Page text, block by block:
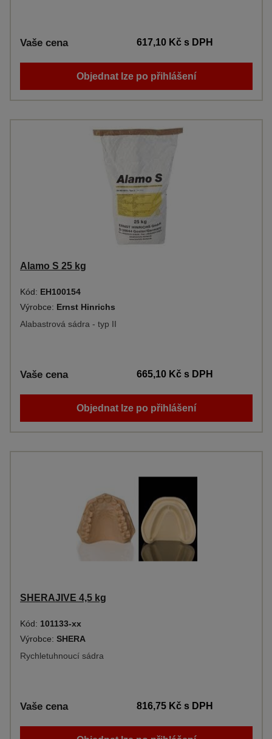
Vaše cena 617,10 Kčs DPH
Objednat lze po přihlášení
Alamo S 25 kg
Kód: EH100154
Výrobce: Ernst Hinrichs
Alabastrová sádra - typ II
Vaše cena 665,10 Kčs DPH
Objednat lze po přihlášení
SHERAJIVE 4,5 kg
Kód: 101133-xx
Výrobce: SHERA
Rychletuhnoucí sádra
Vaše cena 816,75 Kčs DPH